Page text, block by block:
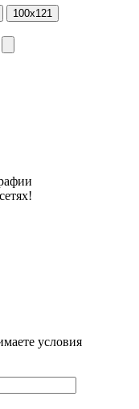
100x121
условия